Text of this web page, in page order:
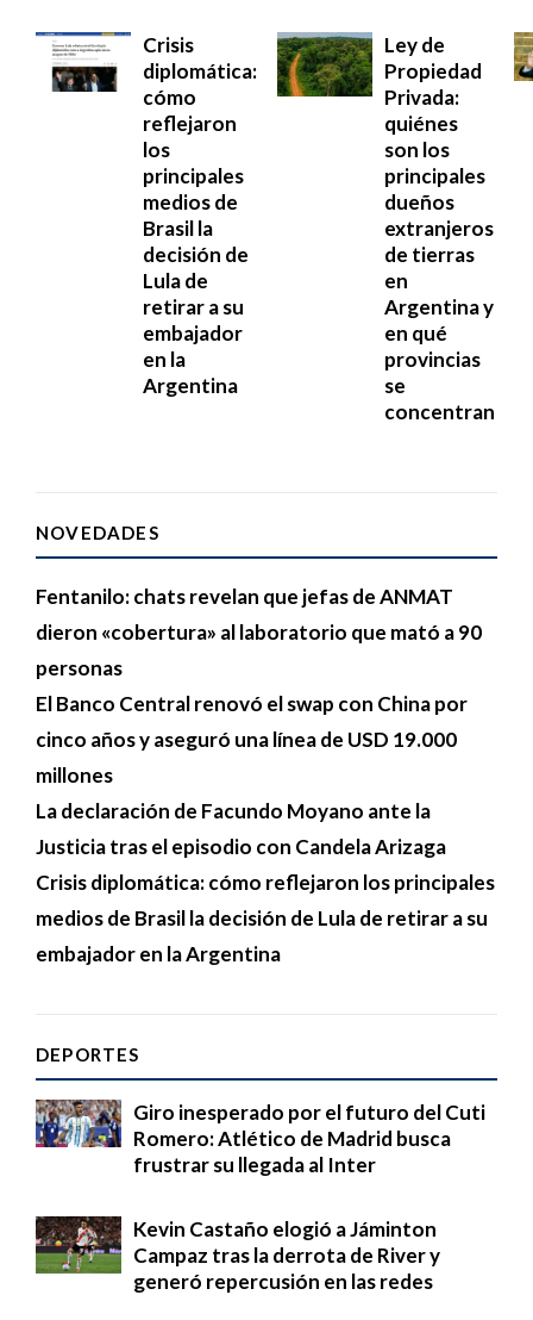
Crisis
diplomática:
cómo
reflejaron
los
principales
medios de
Brasil la
decisión de
Lula de
retirar a su
embajador
en la
Argentina
Ley de
Propiedad
Privada:
quiénes
son los
principales
dueños
extranjeros
de tierras
en
Argentina y
en qué
provincias
se
concentran
NOVEDADES
Fentanilo: chats revelan que jefas de ANMAT
dieron «cobertura» al laboratorio que mató a 90
personas
El Banco Central renovó el swap con China por
cinco años y aseguró una línea de USD 19.000
millones
La declaración de Facundo Moyano ante la
Justicia tras el episodio con Candela Arizaga
Crisis diplomática: cómo reflejaron los principales
medios de Brasil la decisión de Lula de retirar a su
embajador en la Argentina
DEPORTES
Giro inesperado por el futuro del Cuti
Romero: Atlético de Madrid busca
frustrar su llegada al Inter
Kevin Castaño elogió a Jáminton
Campaz tras la derrota de River y
generó repercusión en las redes